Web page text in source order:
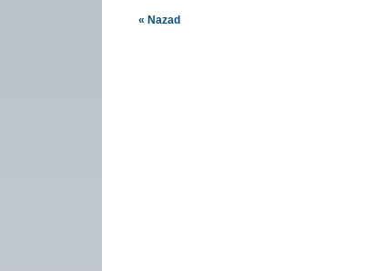
« Nazad